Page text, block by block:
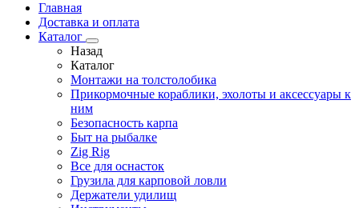
Главная
Доставка и оплата
Каталог
Назад
Каталог
Монтажи на толстолобика
Прикормочные кораблики, эхолоты и аксессуары к
ним
Безопасность карпа
Быт на рыбалке
Zig Rig
Все для оснасток
Грузила для карповой ловли
Держатели удилищ